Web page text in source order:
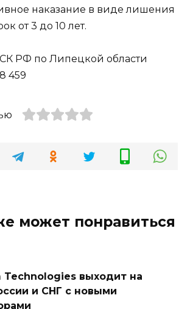
наказание в виде лишения
от 3 до 10 лет.
РФ по Липецкой области
459
может понравиться
Technologies выходит на
и СНГ с новыми